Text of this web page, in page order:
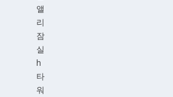
앨
리
잠
실
h
타
워